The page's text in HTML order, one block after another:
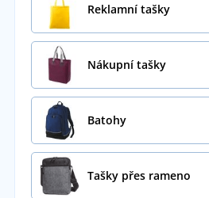
Reklamní tašky
Nákupní tašky
Batohy
Tašky přes rameno